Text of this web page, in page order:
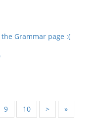
Grammar page :(
9 10 > »